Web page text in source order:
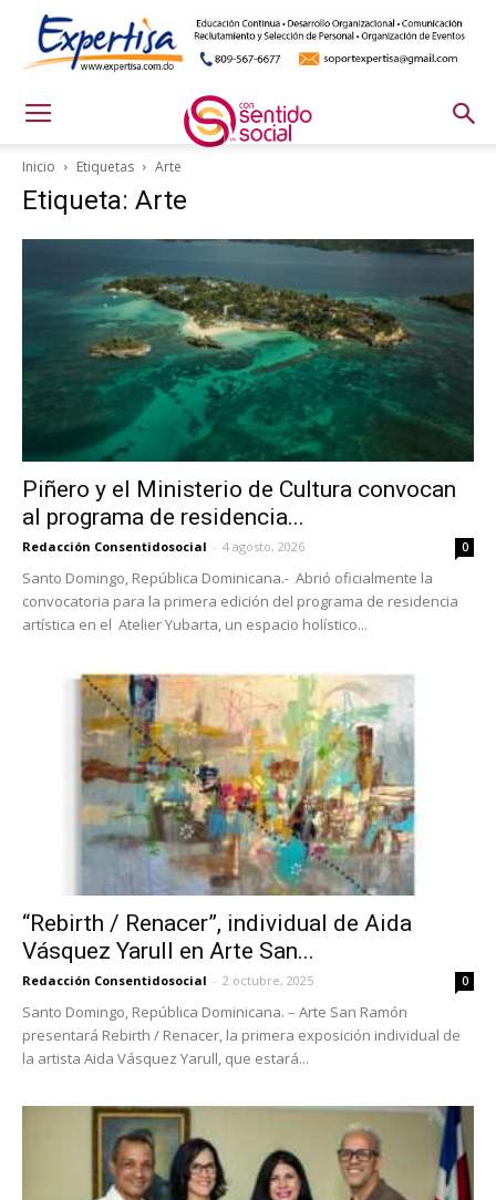
Inicio Etiquetas Arte
Etiqueta: Arte
Piñero y el Ministerio de Cultura convocan
al programa de residencia...
Redacción Consentidosocial - 4 agosto, 2026 0
Santo Domingo, República Dominicana.- Abrió oficialmente la
convocatoria para la primera edición del programa de residencia
artística en el Atelier Yubarta, un espacio holístico...
“Rebirth / Renacer”, individual de Aida
Vásquez Yarull en Arte San...
Redacción Consentidosocial - 2 octubre, 2025 0
Santo Domingo, República Dominicana. – Arte San Ramón
presentará Rebirth / Renacer, la primera exposición individual de
la artista Aida Vásquez Yarull, que estará...